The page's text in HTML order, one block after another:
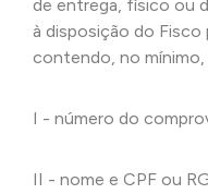
de entrega, físico ou
à disposição do Fisco
contendo, no
I - número do
II - nome e CPF ou